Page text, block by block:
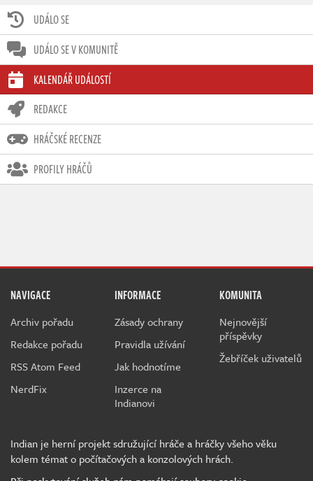
UDÁLO SE
UDÁLO SE V KOMUNITĚ
KALENDÁŘ UDÁLOSTÍ
REDAKCE
HRÁČSKÉ RECENZE
PROFILY HRÁČŮ
NAVIGACE
Archiv pořadu
Redakce pořadu
RSS Atom Feed
NerdFix
INFORMACE
Zásady ochrany
Pravidla užívání
Jak hodnotíme
Inzerce na
Indianovi
KOMUNITA
Nejnovější
příspěvky
Žebříček uživatelů
Indian je herní projekt sdružující hráče a hráčky všeho věku
kolem témat o počítačových a konzolových hrách.